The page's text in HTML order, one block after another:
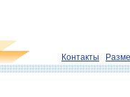
Контакты